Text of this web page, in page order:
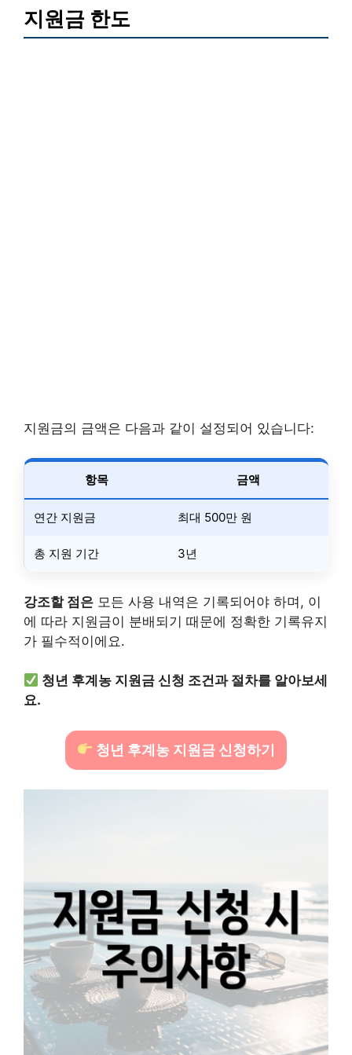
지원금 한도
지원금의 금액은 다음과 같이 설정되어 있습니다:
항목 금액
연간 지원금 최대 500만 원
총 지원 기간 3년
강조할 점은 모든 사용 내역은 기록되어야 하며, 이
에 따라 지원금이 분배되기 때문에 정확한 기록유지
가 필수적이에요.
청년 후계농 지원금 신청 조건과 절차를 알아보세
요.
청년 후계농 지원금 신청하기